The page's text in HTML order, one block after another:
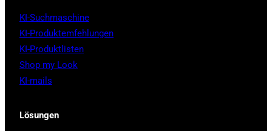
KI-Suchmaschine
KI-Produktemfehlungen
KI-Produktlisten
Shop my Look
KI-mails
Lösungen